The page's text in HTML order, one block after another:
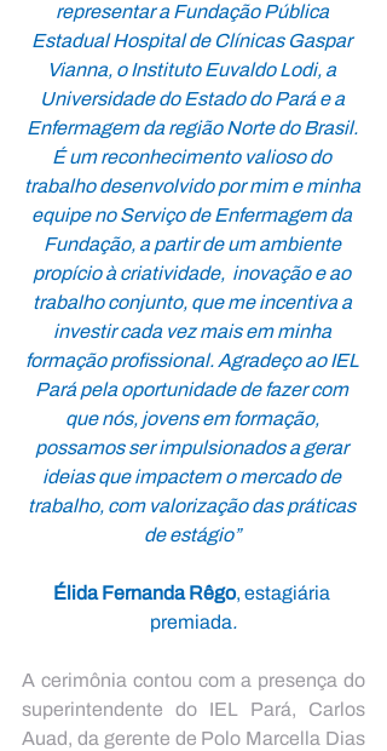
representar a Fundação Pública
Estadual Hospital de Clínicas Gaspar
Vianna, o Instituto Euvaldo Lodi, a
Universidade do Estado do Pará e a
Enfermagem da região Norte do Brasil.
É um reconhecimento valioso do
trabalho desenvolvido por mim e minha
equipe no Serviço de Enfermagem da
Fundação, a partir de um ambiente
propício à criatividade,  inovação e ao
trabalho conjunto, que me incentiva a
investir cada vez mais em minha
formação profissional. Agradeço ao IEL
Pará pela oportunidade de fazer com
que nós, jovens em formação,
possamos ser impulsionados a gerar
ideias que impactem o mercado de
trabalho, com valorização das práticas
de estágio”
Élida Fernanda Rêgo, estagiária
premiada.
A cerimônia contou com a presença do
superintendente do IEL Pará, Carlos
Auad, da gerente de Polo Marcella Dias